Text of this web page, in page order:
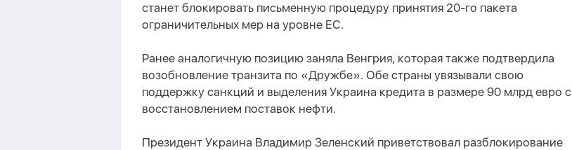
станет блокировать письменную процедуру принятия 20-го пакета
ограничительных мер на уровне ЕС.
Ранее аналогичную позицию заняла Венгрия, которая также подтвердила
возобновление транзита по «Дружбе». Обе страны увязывали свою
поддержку санкций и выделения Украина кредита в размере 90 млрд евро с
восстановлением поставок нефти.
Президент Украина Владимир Зеленский приветствовал разблокирование